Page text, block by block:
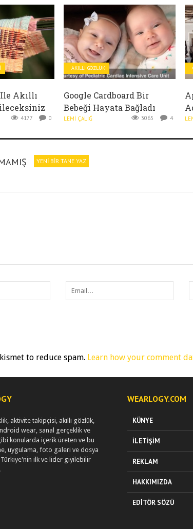
Akıllı
4177 0
AKILLI GÖZLÜK
Google Cardboard Bir
Bebeği Hayata Bağladı
LEMI ÇALIĞ 3065 4
YENI BIR TANE YAZ
to reduce spam. Learn how your comment
aktivite takipçisi, akıllı gözlük,
wear, sanal gerçeklik ve
konularda içerik üreten ve bu
uygulama, foto galeri ve dosya
Türkiye'nin ilk ve lider giyilebilir
WEARLOGY.COM
KÜNYE
İLETIŞIM
REKLAM
HAKKIMIZDA
EDITÖR SÖZÜ